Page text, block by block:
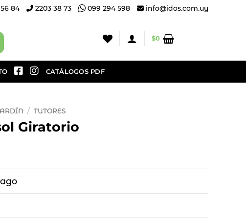
84 2203 38 73 099 294 598 info@idos.com.uy
$0
CATÁLOGOS PDF
/ TUTORES
Giratorio